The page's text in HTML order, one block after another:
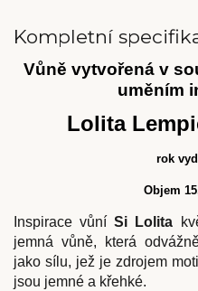
Kompletní
Vůně vytvořená v
uměním
Lolita
rok
Objem
Inspirace vůníSi Lolita
jemná vůně, která
jako sílu, jež je zdrojem
jsou jemné a křehké.